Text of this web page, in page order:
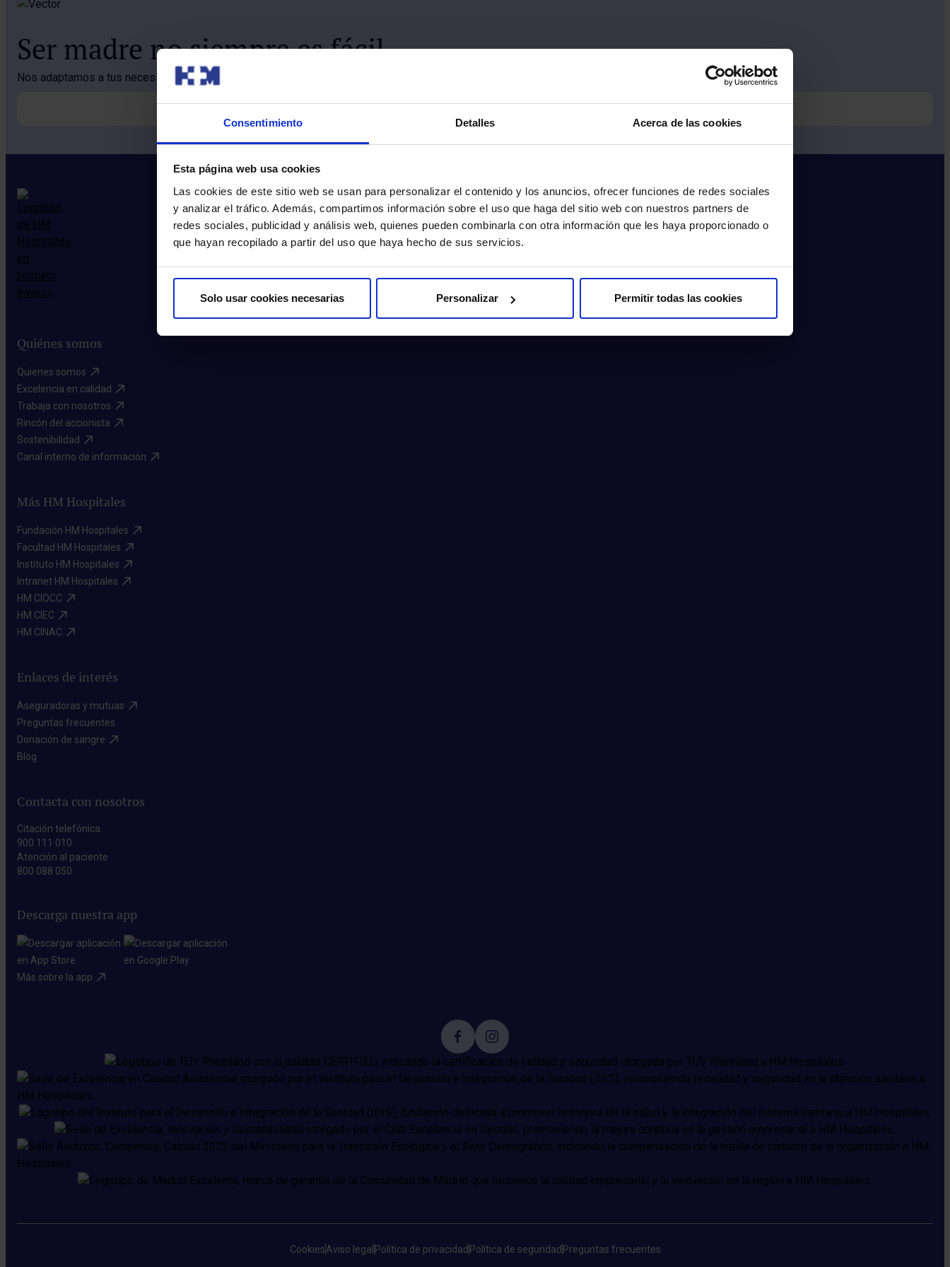
Consentimiento Detalles Acerca de las cookies
Esta página web usa cookies
Las cookies de este sitio web se usan para personalizar el contenido y los anuncios, ofrecer funciones de redes sociales
y analizar el tráfico. Además, compartimos información sobre el uso que haga del sitio web con nuestros partners de
redes sociales, publicidad y análisis web, quienes pueden combinarla con otra información que les haya proporcionado o
que hayan recopilado a partir del uso que haya hecho de sus servicios.
Solo usar cookies necesarias Personalizar Permitir todas las cookies
Ser madre no siempre es fácil
Nos adaptamos a tus necesidades, consulta nuestras facilidades de pago y opciones de financiación personalizadas llamando al 900 111 010.
Solicitar cita
Quiénes somos
Quienes somos​
Excelencia en calidad​
Trabaja con nosotros​
Rincón del accionista​
Sostenibilidad​
Canal interno de información​
Más HM Hospitales
Fundación HM Hospitales​
Facultad HM Hospitales​
Instituto HM Hospitales​
Intranet HM Hospitales​
HM CIOCC​
HM CIEC​
HM CINAC​
Enlaces de interés
Aseguradoras y mutuas​
Preguntas frecuentes​
Donación de sangre​
Blog​
Contacta con nosotros
Citación telefónica
900 111 010
Atención al paciente
800 088 050
Descarga nuestra app
Más sobre la app​
CookiesAviso legal Política de privacidad Política de seguridad Preguntas frecuentes